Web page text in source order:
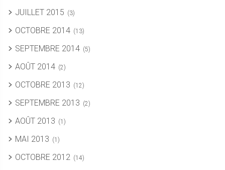
JUILLET 2015 (3)
OCTOBRE 2014 (13)
SEPTEMBRE 2014 (5)
AOÛT 2014 (2)
OCTOBRE 2013 (12)
SEPTEMBRE 2013 (2)
AOÛT 2013 (1)
MAI 2013 (1)
OCTOBRE 2012 (14)